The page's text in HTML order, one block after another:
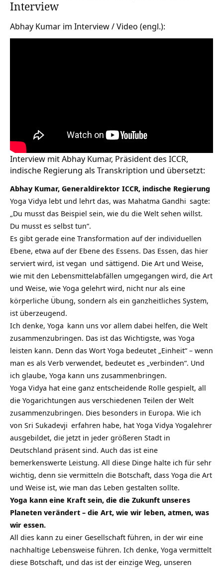
Interview
Abhay Kumar im Interview / Video (engl.):
Interview mit Abhay Kumar, Präsident des ICCR,
indische Regierung als Transkription und übersetzt:
Abhay Kumar, Generaldirektor ICCR, indische Regierung
Yoga Vidya lebt und lehrt das, was Mahatma Gandhi sagte:
„Du musst das Beispiel sein, wie du die Welt sehen willst.
Du musst es selbst tun“.
Es gibt gerade eine Transformation auf der individuellen
Ebene, etwa auf der Ebene des Essens. Das Essen, das hier
serviert wird, ist vegan und sättigend. Die Art und Weise,
wie mit den Lebensmittelabfällen umgegangen wird, die Art
und Weise, wie Yoga gelehrt wird, nicht nur als eine
körperliche Übung, sondern als ein ganzheitliches System,
ist überzeugend.
Ich denke, Yoga kann uns vor allem dabei helfen, die Welt
zusammenzubringen. Das ist das Wichtigste, was Yoga
leisten kann. Denn das Wort Yoga bedeutet „Einheit“ – wenn
man es als Verb verwendet, bedeutet es „verbinden“. Und
ich glaube, Yoga kann uns zusammenbringen.
Yoga Vidya hat eine ganz entscheidende Rolle gespielt, all
die Yogarichtungen aus verschiedenen Teilen der Welt
zusammenzubringen. Dies besonders in Europa. Wie ich
von Sri Sukadevji erfahren habe, hat Yoga Vidya Yogalehrer
ausgebildet, die jetzt in jeder größeren Stadt in
Deutschland präsent sind. Auch das ist eine
bemerkenswerte Leistung. All diese Dinge halte ich für sehr
wichtig, denn sie vermitteln die Botschaft, dass Yoga die Art
und Weise ist, wie man das Leben gestalten sollte.
Yoga kann eine Kraft sein, die die Zukunft unseres
Planeten verändert – die Art, wie wir leben, atmen, was
wir essen.
All dies kann zu einer Gesellschaft führen, in der wir eine
nachhaltige Lebensweise führen. Ich denke, Yoga vermittelt
diese Botschaft, und das ist der einzige Weg, unseren